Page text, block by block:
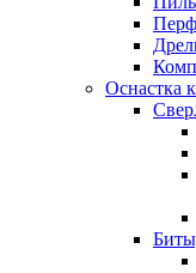
Оснастка